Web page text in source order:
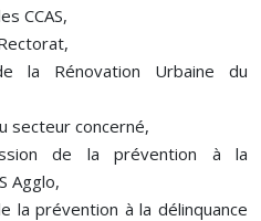
CCAS,
la Rénovation Urbaine du
secteur concerné,
de la prévention à la
Agglo,
la prévention à la délinquance